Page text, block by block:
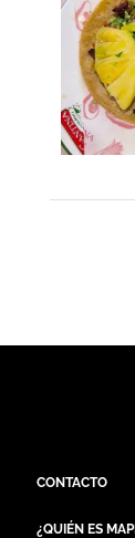
CONTACTO
¿QUIÉN ES